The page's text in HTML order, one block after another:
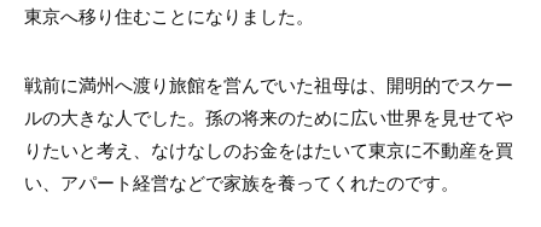
東京へ移り住むことになりました。
戦前に満州へ渡り旅館を営んでいた祖母は、開明的でスケー
ルの大きな人でした。孫の将来のために広い世界を見せてや
りたいと考え、なけなしのお金をはたいて東京に不動産を買
い、アパート経営などで家族を養ってくれたのです。